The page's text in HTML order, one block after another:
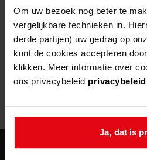
Om uw bezoek nog beter te
vergelijkbare technieken in.
derde partijen) uw gedrag op
kunt de cookies accepteren
klikken. Meer informatie over
ons privacybeleid privacybeleid
Ja, dat is
U kunt ook Vriend worden
Archief steunen.
meer weten
404- Not Found
Mogelijk kunt u deze pagina niet
een verouderde bladwijzer/favoriet